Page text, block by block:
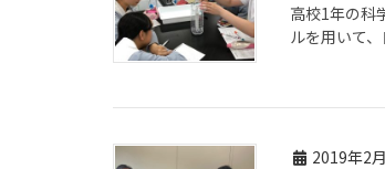
高校1年の科
ルを用いて
2019年2